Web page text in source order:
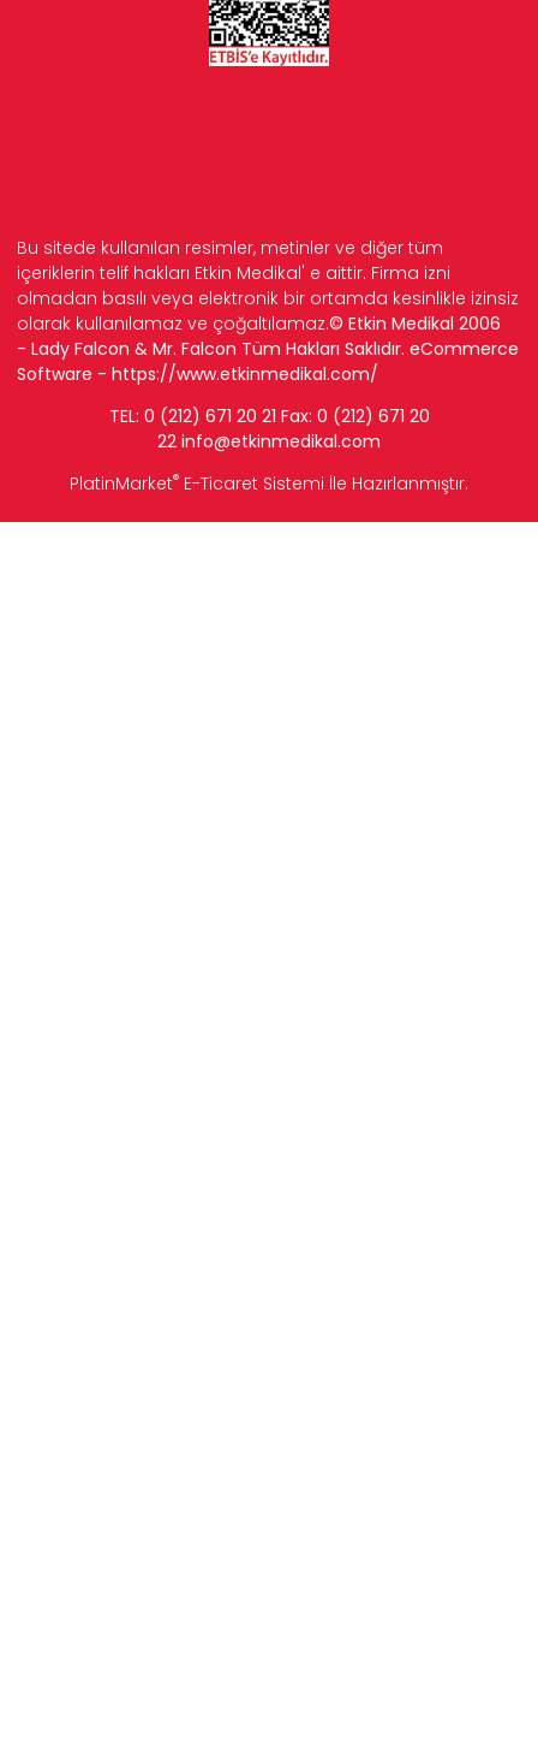
Bu sitede kullanılan resimler, metinler ve diğer tüm
içeriklerin telif hakları Etkin Medikal' e aittir. Firma izni
olmadan basılı veya elektronik bir ortamda kesinlikle izinsiz
olarak kullanılamaz ve çoğaltılamaz.© Etkin Medikal 2006
- Lady Falcon & Mr. Falcon Tüm Hakları Saklıdır. eCommerce
Software - https://www.etkinmedikal.com/
TEL: 0 (212) 671 20 21 Fax: 0 (212) 671 20
22 info@etkinmedikal.com
PlatinMarket® E-Ticaret Sistemi İle Hazırlanmıştır.